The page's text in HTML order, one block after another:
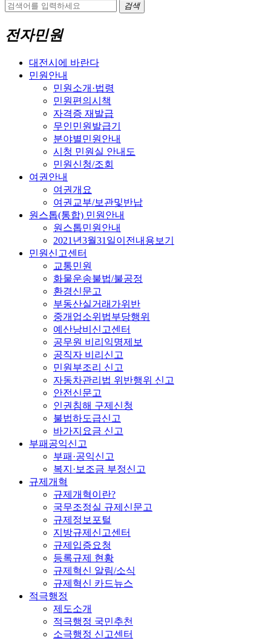
검색
전자민원
대전시에 바란다
민원안내
민원소개·법령
민원편의시책
자격증 재발급
무인민원발급기
분야별민원안내
시청 민원실 안내도
민원신청/조회
여권안내
여권개요
여권교부/보관및반납
원스톱(통합) 민원안내
원스톱민원안내
2021년3월31일이전내용보기
민원신고센터
교통민원
화물운송불법/불공정
환경신문고
부동산실거래가위반
중개업소위법부당행위
예산낭비신고센터
공무원 비리익명제보
공직자 비리신고
민원부조리 신고
자동차관리법 위반행위 신고
안전신문고
인권침해 구제신청
불법하도급신고
바가지요금 신고
부패공익신고
부패·공익신고
복지·보조금 부정신고
규제개혁
규제개혁이란?
국무조정실 규제신문고
규제정보포털
지방규제신고센터
규제입증요청
등록규제 현황
규제혁신 알림/소식
규제혁신 카드뉴스
적극행정
제도소개
적극행정 국민추천
소극행정 신고센터